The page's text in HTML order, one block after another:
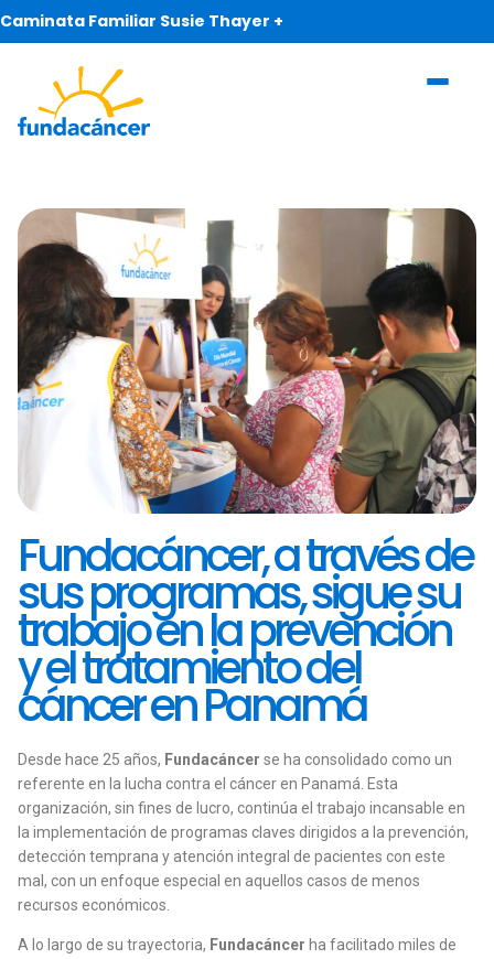
Caminata Familiar Susie Thayer +
Fundacáncer, a través de
sus programas, sigue su
trabajo en la prevención
y el tratamiento del
cáncer en Panamá
Desde hace 25 años, Fundacáncer se ha consolidado como un
referente en la lucha contra el cáncer en Panamá. Esta
organización, sin fines de lucro, continúa el trabajo incansable en
la implementación de programas claves dirigidos a la prevención,
detección temprana y atención integral de pacientes con este
mal, con un enfoque especial en aquellos casos de menos
recursos económicos.
A lo largo de su trayectoria, Fundacáncer ha facilitado miles de